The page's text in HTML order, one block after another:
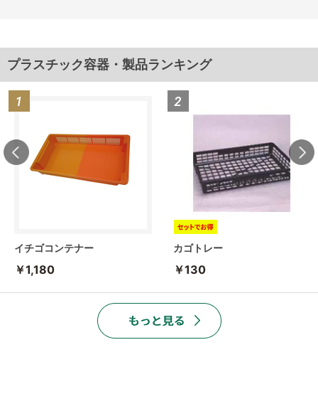
プラスチック容器・製品ランキング
イチゴコンテナー
￥1,180
カゴトレー
￥130